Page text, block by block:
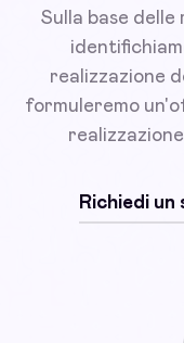
Sulla base
realizzazione
formuleremo
Richiedi